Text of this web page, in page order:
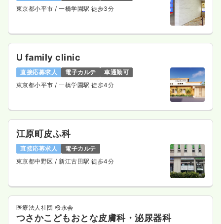
東京都小平市 / 一橋学園駅 徒歩3分
U family clinic
直接応募求人 電子カルテ
車通勤可
東京都小平市 / 一橋学園駅 徒歩4分
江原町皮ふ科
直接応募求人
電子カルテ
東京都中野区 / 新江古田駅 徒歩4分
医療法人社団 桜永会
つさかこどもおとな皮膚科・泌尿器科